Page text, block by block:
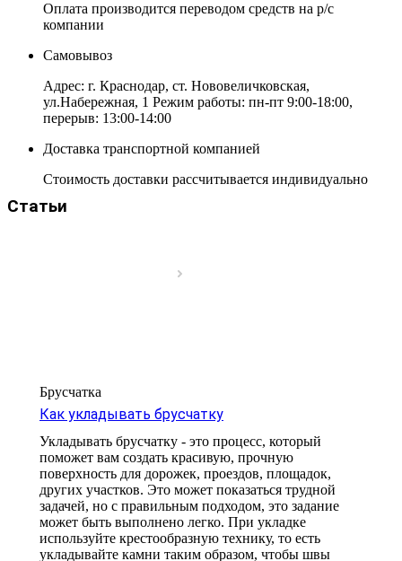
Оплата производится переводом средств на р/с
компании
Самовывоз
Адрес: г. Краснодар, ст. Нововеличковская,
ул.Набережная, 1 Режим работы: пн-пт 9:00-18:00,
перерыв: 13:00-14:00
Доставка транспортной компанией
Стоимость доставки рассчитывается индивидуально
Статьи
Брусчатка
Как укладывать брусчатку
Укладывать брусчатку - это процесс, который
поможет вам создать красивую, прочную
поверхность для дорожек, проездов, площадок,
других участков. Это может показаться трудной
задачей, но с правильным подходом, это задание
может быть выполнено легко. При укладке
используйте крестообразную технику, то есть
укладывайте камни таким образом, чтобы швы